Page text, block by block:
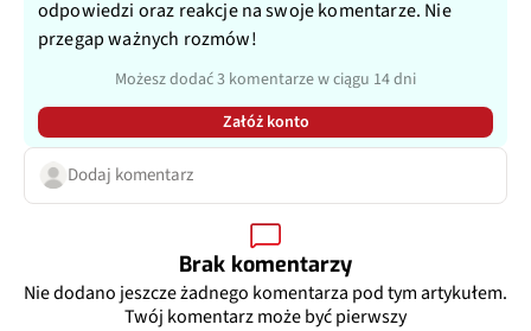
odpowiedzi oraz reakcje na swoje komentarze. Nie
przegap ważnych rozmów!
Możesz dodać 3 komentarze w ciągu 14 dni
Załóż konto
Dodaj komentarz
Brak komentarzy
Nie dodano jeszcze żadnego komentarza pod tym artykułem.
Twój komentarz może być pierwszy